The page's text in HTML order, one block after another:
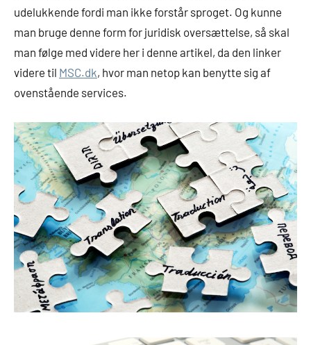
udelukkende fordi man ikke forstår sproget. Og kunne
man bruge denne form for juridisk oversættelse, så skal
man følge med videre her i denne artikel, da den linker
videre til MSC.dk, hvor man netop kan benytte sig af
ovenstående services.